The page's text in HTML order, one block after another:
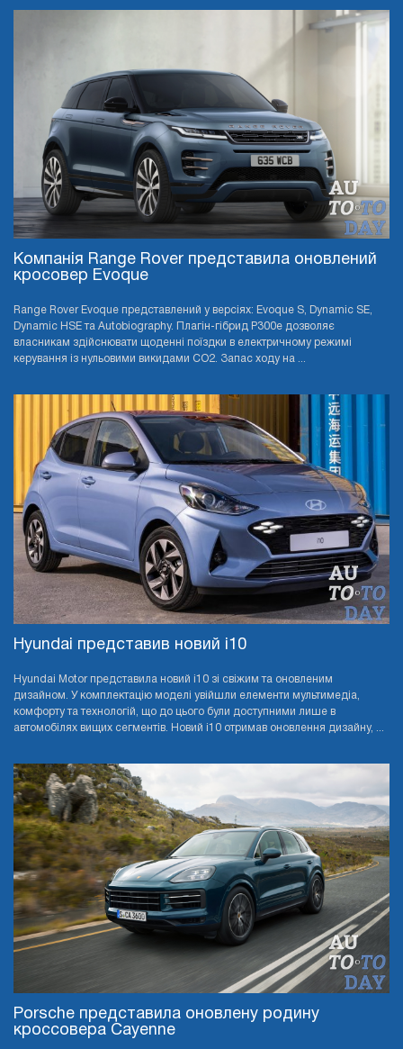
Компанія Range Rover представила оновлений
кросовер Evoque
Range Rover Evoque представлений у версіях: Evoque S, Dynamic SE,
Dynamic HSE та Autobiography. Плагін-гібрид P300e дозволяє
власникам здійснювати щоденні поїздки в електричному режимі
керування із нульовими викидами CO2. Запас ходу на ...
Hyundai представив новий i10
Hyundai Motor представила новий i10 зі свіжим та оновленим
дизайном. У комплектацію моделі увійшли елементи мультимедіа,
комфорту та технологій, що до цього були доступними лише в
автомобілях вищих сегментів. Новий i10 отримав оновлення дизайну, ...
Porsche представила оновлену родину
кроссовера Cayenne